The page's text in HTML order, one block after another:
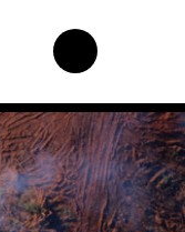
Nos
campagnes